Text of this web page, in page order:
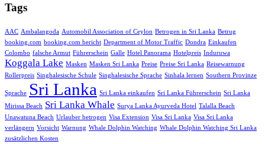
Tags
AAC Ambalangoda Automobil Association of Ceylon Betrogen in Sri Lanka Betrug
booking.com booking.com bericht Department of Motor Traffic Dondra Einkaufen
Colombo falsche Armut Führerschein Galle Hotel Panorama Hotelpreis Induruwa
Koggala Lake Masken Masken Sri Lanka Preise Preise Sri Lanka Reisewarnung
Rollerpreis Singhalesische Schule Singhalesische Sprache Sinhala lernen Southern Provinze
Sprache Sri Lanka Sri Lanka einkaufen Sri Lanka Führerschein Sri Lanka
Mirissa Beach Sri Lanka Whale Surya Lanka Ayurveda Hotel Talalla Beach
Unawatuna Beach Urlauber betrogen Visa Extension Visa Sri Lanka Visa Sri Lanka
verlängern Vorsicht Warnung Whale Dolphin Watching Whale Dolphin Watching Sri Lanka
zusätzlichen Kosten